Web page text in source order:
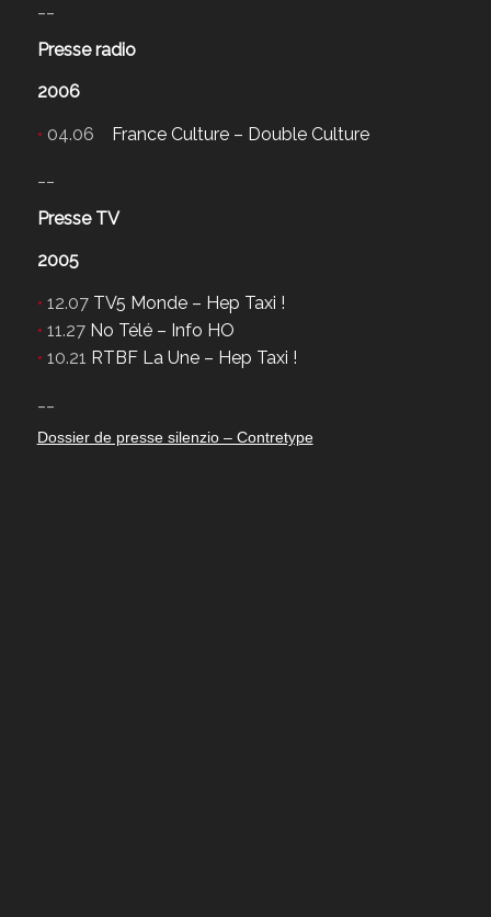
Presse radio
2006
• 04.06 France Culture – Double Culture
Presse TV
2005
• 12.07 TV5 Monde – Hep Taxi !
• 11.27 No Télé – Info HO
• 10.21 RTBF La Une – Hep Taxi !
Dossier de presse silenzio – Contretype